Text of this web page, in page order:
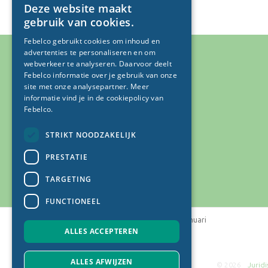
Home Nieuws 2023 januari
© 2026
Deze website maakt
gebruik van cookies.
Febelco gebruikt cookies om inhoud en
advertenties te personaliseren en om
webverkeer te analyseren. Daarvoor deelt
Febelco informatie over je gebruik van onze
site met onze analysepartner. Meer
informatie vind je in de cookiepolicy van
Febelco.
STRIKT NOODZAKELIJK
PRESTATIE
TARGETING
FUNCTIONEEL
ALLES ACCEPTEREN
ALLES AFWIJZEN